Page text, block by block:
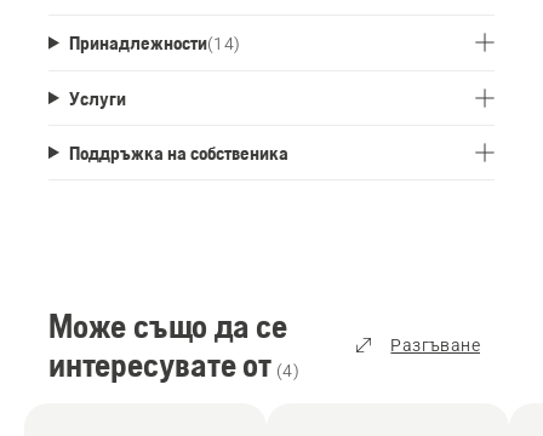
Принадлежности(14)
Услуги
Поддръжка на собственика
Може също да се
интересувате от (4)
Разгъване